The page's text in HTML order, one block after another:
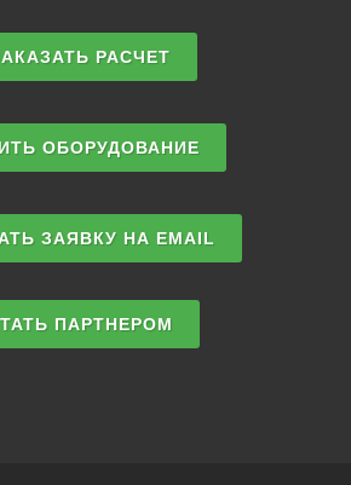
РАСЧЕТ
ОБОРУДОВАНИЕ
ЗАЯВКУ НА EMAIL
ПАРТНЕРОМ